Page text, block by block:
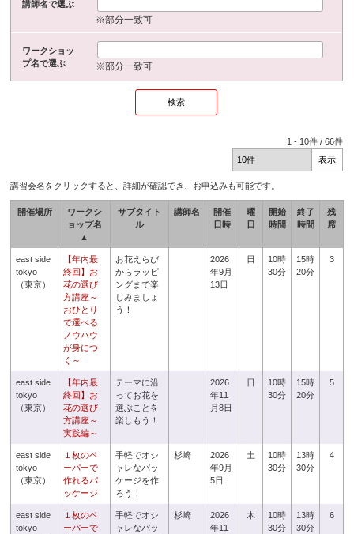
講師名で選ぶ
※部分一致可
ワークショッ
プ名で選ぶ
※部分一致可
1 - 10件 /66件
講習会名をクリックすると、詳細が確認でき、お申込みも可能です。
開催場所
ワークシ
ョップ名
▲
サブタイト
ル
講師名
開催
日時
曜
日
開始
時間
終了
時間
残
席
east side
tokyo
（東京）
【年内最
終回】お
花の選び
方講座～
おひとり
で選べる
ノウハウ
が身につ
く～
お花えらび
からラッピ
ングまで楽
しみましょ
う！
2026
年9月
13日
日
10時
30分
15時
20分
3
east side
tokyo
（東京）
【年内最
終回】お
花の選び
方講座～
実践編～
テーマに沿
ってお花を
選ぶことを
楽しもう！
2026
年11
月8日
日
10時
30分
15時
20分
5
east side
tokyo
（東京）
１枚のペ
ーパーで
作れるパ
ッケージ
手軽でオシ
ャレなパッ
ケージを作
ろう！
杉崎
2026
年9月
5日
土
10時
30分
13時
30分
4
east side
tokyo
１枚のペ
ーパーで
手軽でオシ
ャレなパッ
杉崎
2026
年11
木
10時
30分
13時
30分
6